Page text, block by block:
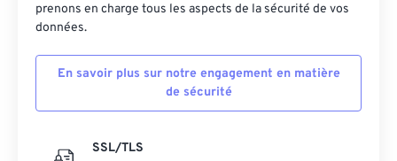
prenons en charge tous les aspects de la sécurité de vos
données.
En savoir plus sur notre engagement en matière
de sécurité
SSL/TLS